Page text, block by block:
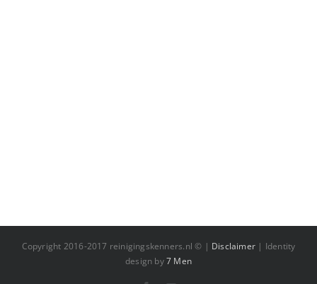
Copyright 2016-2017 reinigingskenners.nl © | Disclaimer | Identity
design by7 Men